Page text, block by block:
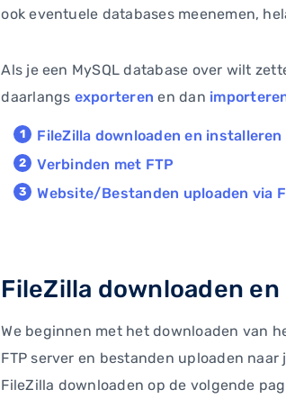
ook eventuele databases meenemen,
Als je een MySQL database over wilt
daarlangs exporteren en dan
FileZilla downloaden en installeren
Verbinden met FTP
Website/Bestanden uploaden via
FileZilla downloaden
We beginnen met het downloaden van
FTP server en bestanden uploaden
FileZilla downloaden op de volgende